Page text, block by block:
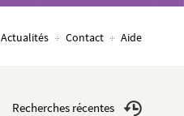
Actualités Contact Aide
Recherches récentes